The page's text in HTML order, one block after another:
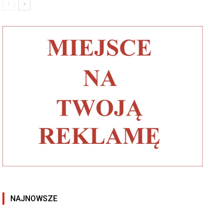
NAJNOWSZE